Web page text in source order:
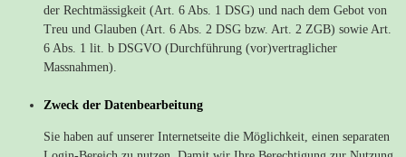
der Rechtmässigkeit (Art. 6 Abs. 1 DSG) und nach dem Gebot von
Treu und Glauben (Art. 6 Abs. 2 DSG bzw. Art. 2 ZGB) sowie Art.
6 Abs. 1 lit. b DSGVO (Durchführung (vor)vertraglicher
Massnahmen).
Zweck der Datenbearbeitung
Sie haben auf unserer Internetseite die Möglichkeit, einen separaten